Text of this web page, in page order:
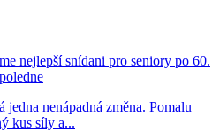
nejlepší snídani pro seniory po 60.
jedna nenápadná změna. Pomalu
kus síly a...